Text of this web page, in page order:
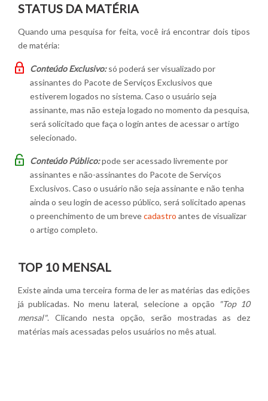
STATUS DA MATÉRIA
Quando uma pesquisa for feita, você irá encontrar dois tipos
de matéria:
Conteúdo Exclusivo:só poderá ser visualizado por
assinantes do Pacote de Serviços Exclusivos que
estiverem logados no sistema. Caso o usuário seja
assinante, mas não esteja logado no momento da pesquisa,
será solicitado que faça o login antes de acessar o artigo
selecionado.
Conteúdo Público:pode ser acessado livremente por
assinantes e não-assinantes do Pacote de Serviços
Exclusivos. Caso o usuário não seja assinante e não tenha
ainda o seu login de acesso público, será solicitado apenas
o preenchimento de um brevecadastro antes de visualizar
o artigo completo.
TOP 10 MENSAL
Existe ainda uma terceira forma de ler as matérias das edições
já publicadas. No menu lateral, selecione a opção
"Top 10
mensal". Clicando nesta opção, serão mostradas as dez
matérias mais acessadas pelos usuários no mês atual.